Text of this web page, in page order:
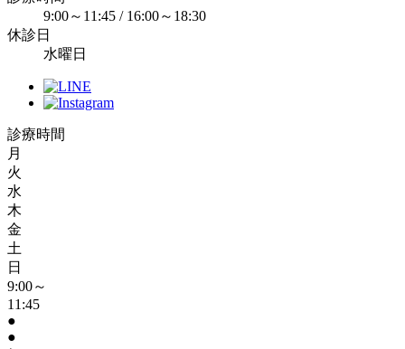
9:00～11:45 / 16:00～18:30
休診日
水曜日
診療時間
月
火
水
木
金
土
日
9:00～
11:45
●
●